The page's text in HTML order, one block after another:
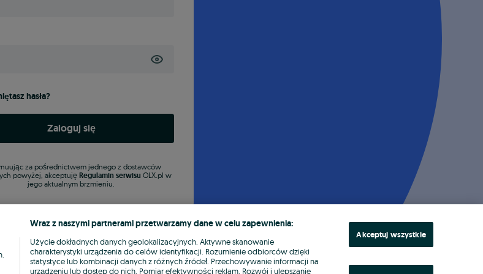
hasła?
Zaloguj się
za pośrednictwem jednego z dostawców
powyżej, akceptuję Regulamin serwisu OLX.pl w
jego aktualnym brzmieniu.
Wraz z naszymi partnerami przetwarzamy dane w celu zapewnienia:
Użycie dokładnych danych geolokalizacyjnych. Aktywne skanowanie
charakterystyki urządzenia do celów identyfikacji. Rozumienie odbiorców dzięki
statystyce lub kombinacji danych z różnych źródeł. Przechowywanie informacji na
urządzeniu lub dostęp do nich. Pomiar efektywności reklam. Rozwój i ulepszanie
Akceptuj wszystkie